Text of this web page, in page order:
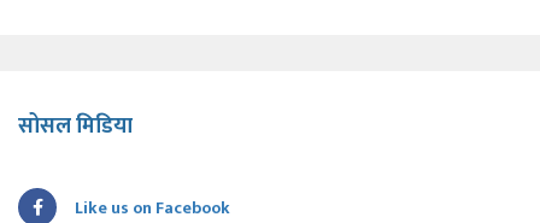
सोसल मिडिया
Like us on Facebook